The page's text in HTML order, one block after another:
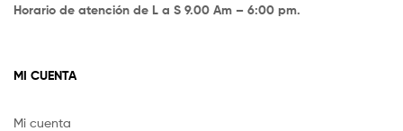
Horario de atención de L a S 9.00 Am – 6:00 pm.
MI CUENTA
Mi cuenta